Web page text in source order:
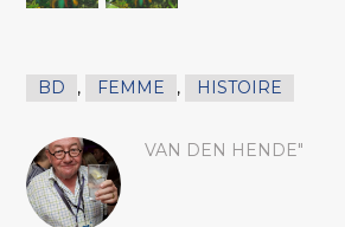
BD , FEMME , HISTOIRE
VAN DEN HENDE"